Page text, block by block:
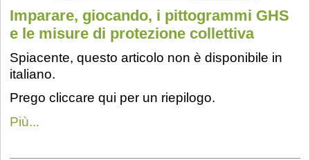
Imparare, giocando, i pittogrammi GHS
e le misure di protezione collettiva
Spiacente, questo articolo non è disponibile in
italiano.
Prego cliccare qui per un riepilogo.
Più...